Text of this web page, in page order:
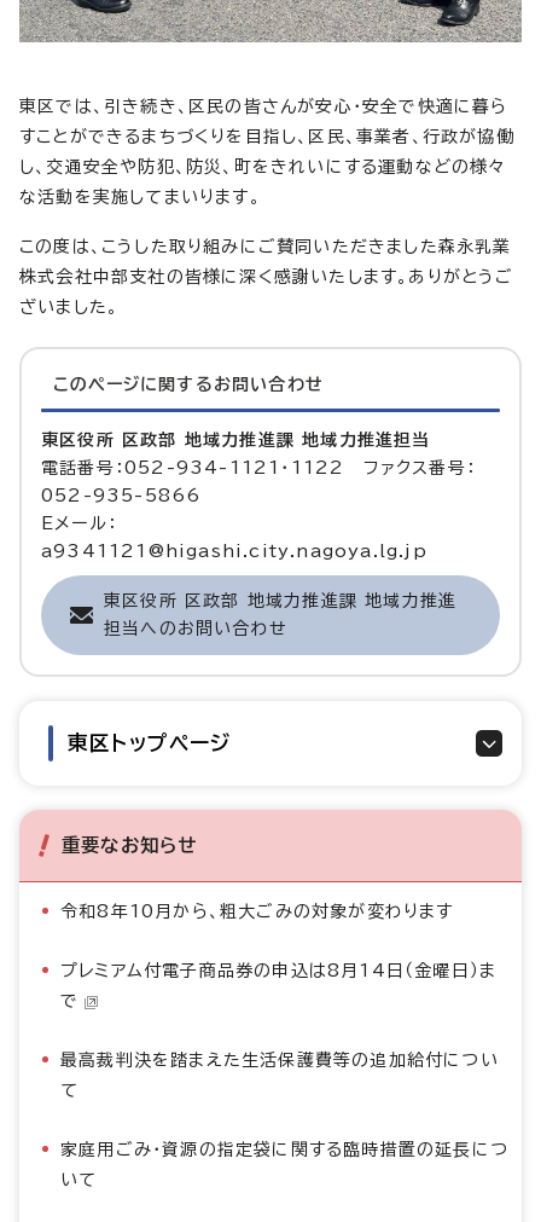
東区では、引き続き、区民の皆さんが安心・安全で快適に暮ら
すことができるまちづくりを目指し、区民、事業者、行政が協働
し、交通安全や防犯、防災、町をきれいにする運動などの様々
な活動を実施してまいります。
この度は、こうした取り組みにご賛同いただきました森永乳業
株式会社中部支社の皆様に深く感謝いたします。ありがとうご
ざいました。
このページに関する お問い合わせ
東区役所 区政部 地域力推進課 地域力推進担当
電話番号：052-934-1121・1122 ファクス番号：
052-935-5866
Eメール：
a9341121@higashi.city.nagoya.lg.jp
東区役所 区政部 地域力推進課 地域力推進
担当へのお問い合わせ
東区トップページ
重要なお知らせ
令和8年10月から、粗大ごみの対象が変わります
プレミアム付電子商品券の申込は8月14日（金曜日）ま
で
最高裁判決を踏まえた生活保護費等の追加給付につい
て
家庭用ごみ・資源の指定袋に関する臨時措置の延長につ
いて